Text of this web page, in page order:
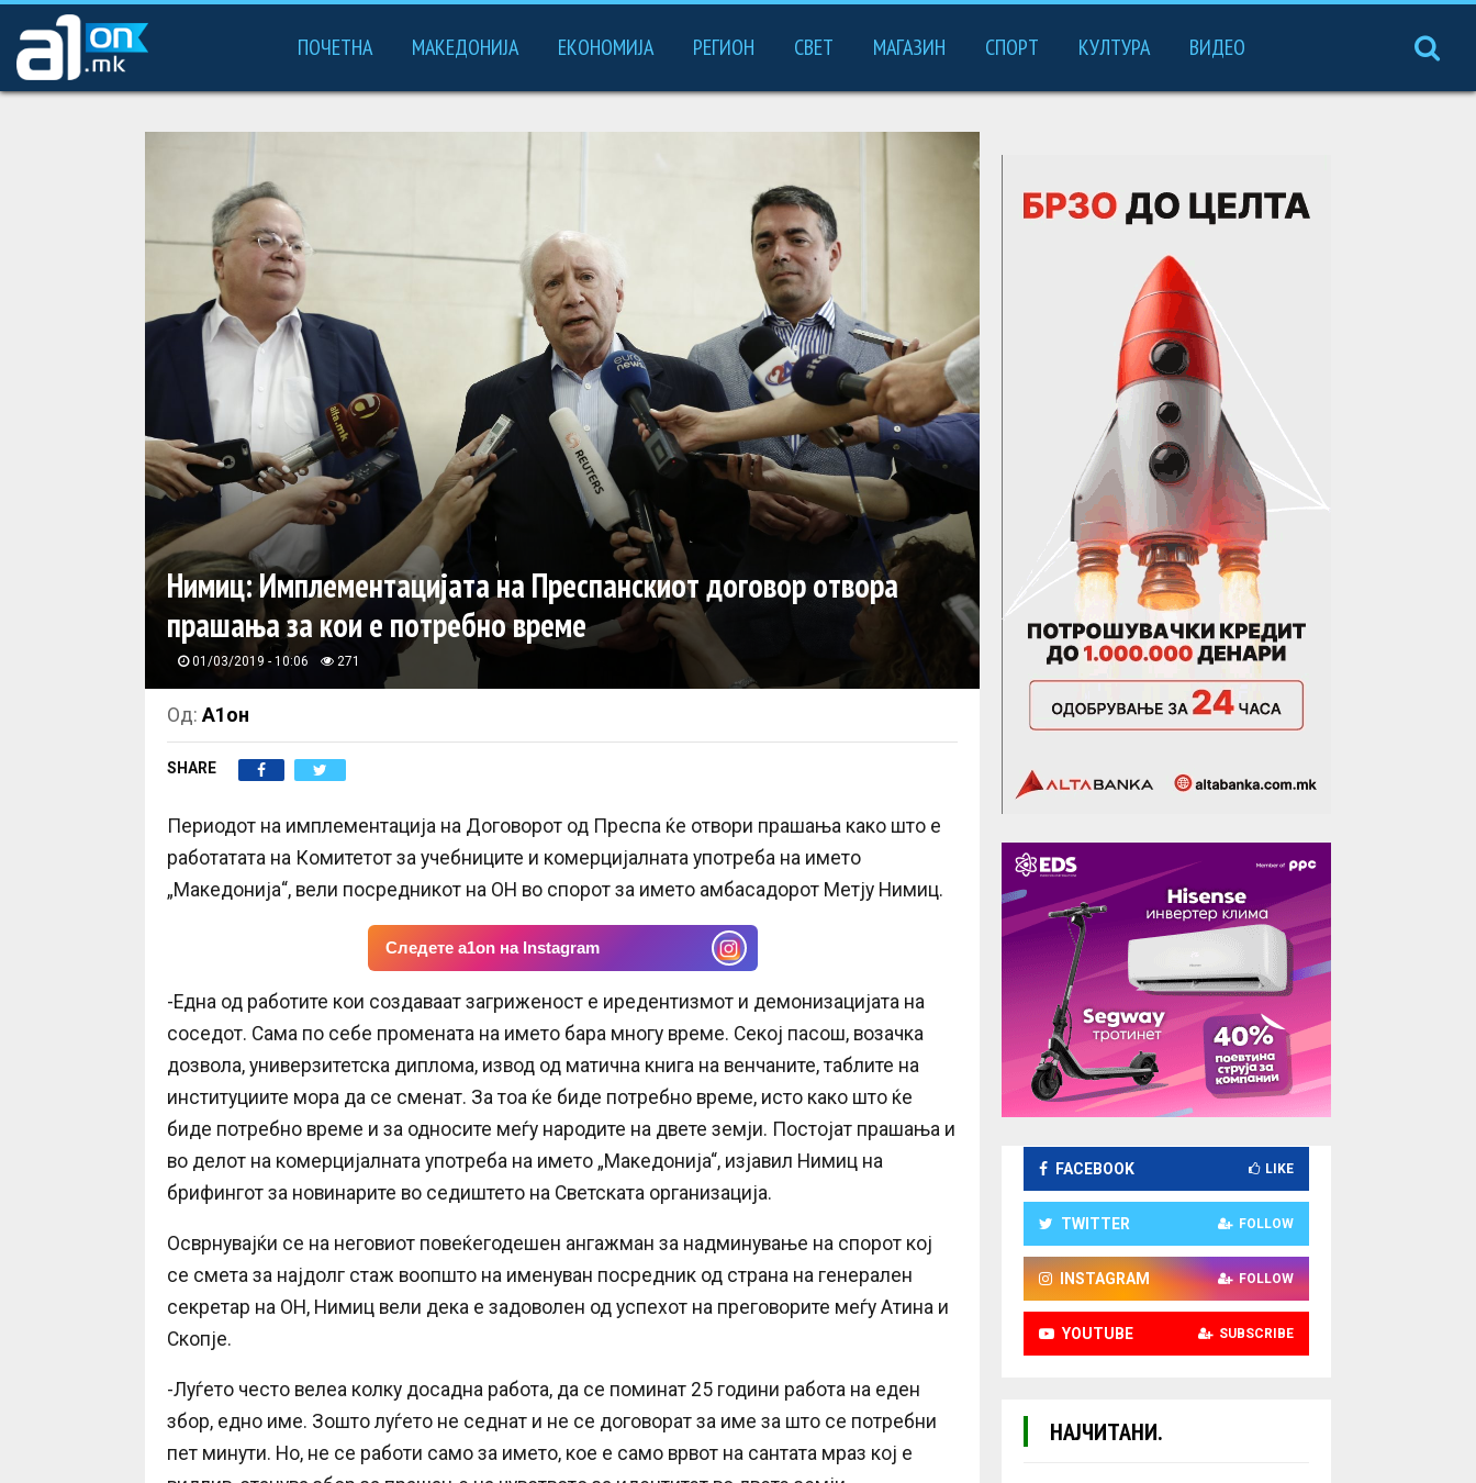
ПОЧЕТНА МАКЕДОНИЈА ЕКОНОМИЈА РЕГИОН СВЕТ МАГАЗИН СПОРТ КУЛТУРА ВИДЕО
Нимиц: Имплементацијата на Преспанскиот договор отвора
прашања за кои е потребно време
01/03/2019 - 10:06 271
Од: А1он
SHARE
Периодот на имплементација на Договорот од Преспа ќе отвори прашања како што е
работатата на Комитетот за учебниците и комерцијалната употреба на името
„Македонија“, вели посредникот на ОН во спорот за името амбасадорот Метју Нимиц.
Следете a1on на Instagram
-Една од работите кои создаваат загриженост е иредентизмот и демонизацијата на
соседот. Сама по себе промената на името бара многу време. Секој пасош, возачка
дозвола, универзитетска диплома, извод од матична книга на венчаните, таблите на
институциите мора да се сменат. За тоа ќе биде потребно време, исто како што ќе
биде потребно време и за односите меѓу народите на двете земји. Постојат прашања и
во делот на комерцијалната употреба на името „Македонијa“, изјавил Нимиц на
брифингот за новинарите во седиштето на Светската организација.
Осврнувајќи се на неговиот повеќегодешен ангажман за надминување на спорот кој
се смета за најдолг стаж воопшто на именуван посредник од страна на генерален
секретар на ОН, Нимиц вели дека е задоволен од успехот на преговорите меѓу Атина и
Скопје.
-Луѓето често велеа колку досадна работа, да се поминат 25 години работа на еден
збор, едно име. Зошто луѓето не седнат и не се договорат за име за што се потребни
пет минути. Но, не се работи само за името, кое е само врвот на сантата мраз кој е
FACEBOOK LIKE
TWITTER FOLLOW
INSTAGRAM FOLLOW
YOUTUBE SUBSCRIBE
НАЈЧИТАНИ.